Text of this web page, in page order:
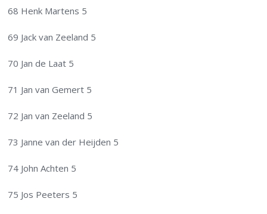
68 Henk Martens 5
69 Jack van Zeeland 5
70 Jan de Laat 5
71 Jan van Gemert 5
72 Jan van Zeeland 5
73 Janne van der Heijden 5
74 John Achten 5
75 Jos Peeters 5